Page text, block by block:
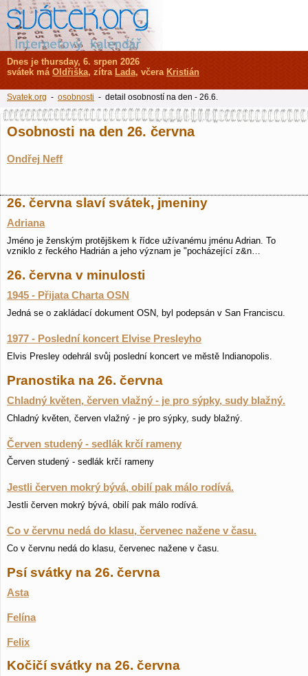
Osobnosti na den 26. června
Ondřej Neff
26. června slaví svátek, jmeniny
Adriana
Jméno je ženským protějškem k řídce užívanému jménu Adrian. To
vzniklo z řeckého Hadrián a jeho význam je "pocházející z&n…
26. června v minulosti
1945 - Přijata Charta OSN
Jedná se o zakládací dokument OSN, byl podepsán v San Franciscu.
1977 - Poslední koncert Elvise Presleyho
Elvis Presley odehrál svůj poslední koncert ve městě Indianopolis.
Pranostika na 26. června
Chladný květen, červen vlažný - je pro sýpky, sudy blažný.
Chladný květen, červen vlažný - je pro sýpky, sudy blažný.
Červen studený - sedlák krčí rameny
Červen studený - sedlák krčí rameny
Jestli červen mokrý bývá, obilí pak málo rodívá.
Jestli červen mokrý bývá, obilí pak málo rodívá.
Co v červnu nedá do klasu, červenec nažene v času.
Co v červnu nedá do klasu, červenec nažene v času.
Psí svátky na 26. června
Asta
Felína
Felix
Kočičí svátky na 26. června
Dnes je thursday, 6. srpen 2026
svátek má Oldřiška, zítra Lada, včera Kristián
Svatek.org - osobnosti - detail osobností na den - 26.6.